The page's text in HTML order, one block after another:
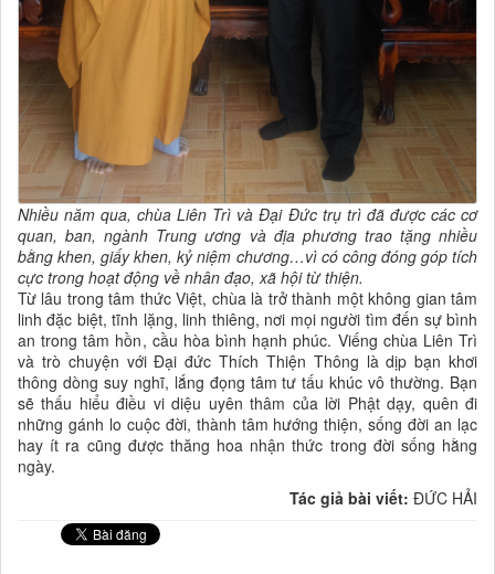
Nhiều năm qua, chùa Liên Trì và Đại Đức trụ trì đã được các cơ
quan, ban, ngành Trung ương và địa phương trao tặng nhiều
bằng khen, giấy khen, kỷ niệm chương…vì có công đóng góp tích
cực trong hoạt động về nhân đạo, xã hội từ thiện.
Từ lâu trong tâm thức Việt, chùa là trở thành một không gian tâm
linh đặc biệt, tĩnh lặng, linh thiêng, nơi mọi người tìm đến sự bình
an trong tâm hồn, cầu hòa bình hạnh phúc. Viếng chùa Liên Trì
và trò chuyện với Đại đức Thích Thiện Thông là dịp bạn khơi
thông dòng suy nghĩ, lắng đọng tâm tư tấu khúc vô thường. Bạn
sẽ thấu hiểu điều vi diệu uyên thâm của lời Phật dạy, quên đi
những gánh lo cuộc đời, thành tâm hướng thiện, sống đời an lạc
hay ít ra cũng được thăng hoa nhận thức trong đời sống hằng
ngày.
Tác giả bài viết: ĐỨC HẢI